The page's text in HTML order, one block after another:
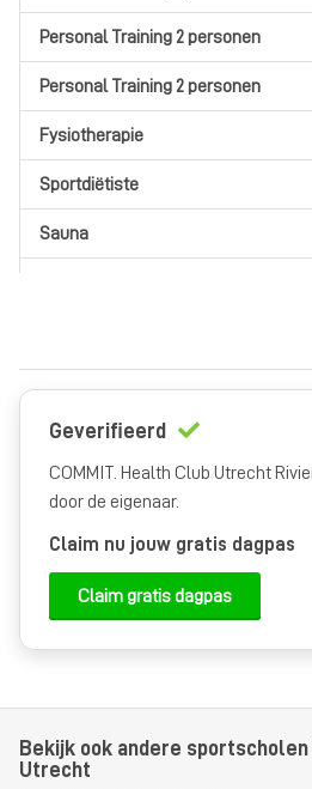
Personal Training 2 personen
Personal Training 2 personen
Fysiotherapie
Sportdiëtiste
Sauna
Geverifieerd
COMMIT. Health Club Utrecht
door de eigenaar.
Claim nu jouw gratis dagpas
Claim gratis dagpas
Bekijk ook andere
Utrecht